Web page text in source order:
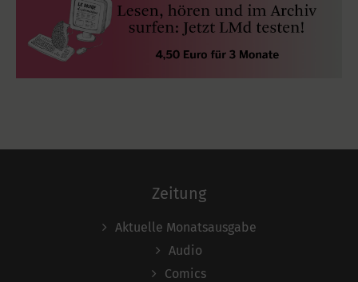
Zeitung
Aktuelle Monatsausgabe
Audio
Comics